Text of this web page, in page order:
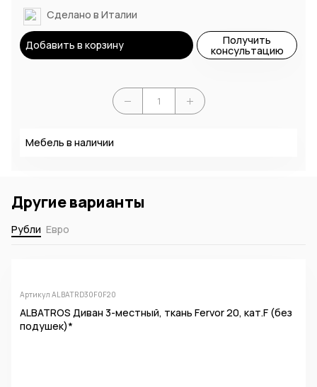
Сделано в Италии
Добавить в корзину Получить
консультацию
Мебель в наличии
Другие варианты
Рубли Евро
Артикул ALBATRD30F0F20
ALBATROS Диван 3-местный, ткань Fervor 20, кат.F (без
подушек)*